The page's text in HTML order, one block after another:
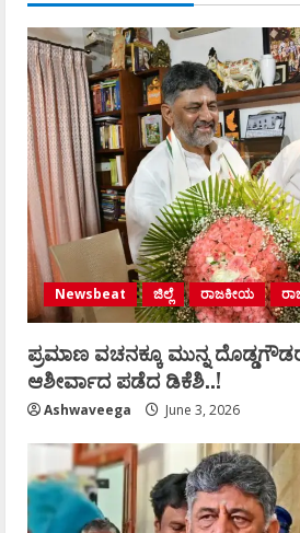
Newsbeat ಜಿಲ್ಲೆ ರಾಜಕೀಯ
ಪ್ರಮಾಣ ವಚನಕ್ಕೂ ಮುನ್ನ
ಆಶೀರ್ವಾದ ಪಡೆದ ಡಿಕೆಶಿ..!
Ashwaveega June 3, 2026